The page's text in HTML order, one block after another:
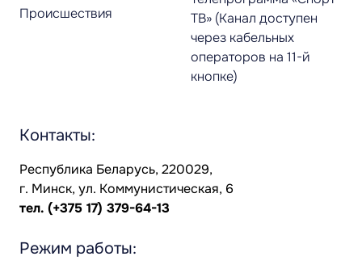
Происшествия
ТВ» (Канал доступен
через кабельных
операторов на 11-й
кнопке)
Контакты:
Республика Беларусь, 220029,
г. Минск, ул. Коммунистическая, 6
тел. (+375 17) 379-64-13
Режим работы: